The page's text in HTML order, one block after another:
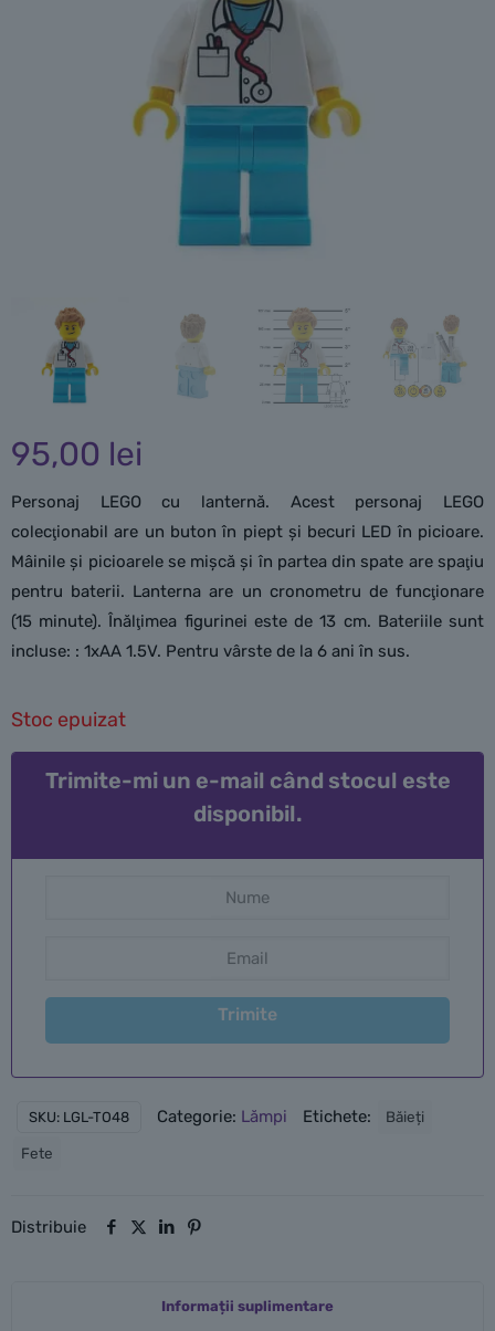
95,00 lei
Personaj LEGO cu lanternă. Acest personaj LEGO
colecţionabil are un buton în piept şi becuri LED în picioare.
Mâinile şi picioarele se mişcă şi în partea din spate are spaţiu
pentru baterii. Lanterna are un cronometru de funcţionare
(15 minute). Înălţimea figurinei este de 13 cm. Bateriile sunt
incluse: : 1xAA 1.5V. Pentru vârste de la 6 ani în sus.
Stoc epuizat
Trimite-mi un e-mail când stocul este
disponibil.
Trimite
SKU: LGL-TO48 Categorie: Lămpi Etichete: Băieți
Fete
Distribuie
Informații suplimentare